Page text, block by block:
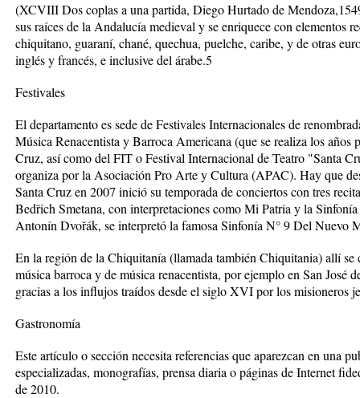
(XCVIII Dos coplas a una partida, Diego Hurtado de
sus raíces de la Andalucía medieval y se enriquece con elementos
chiquitano, guaraní, chané, quechua, puelche, caribe, y de otras
inglés y francés, e inclusive del árabe.5
Festivales
El departamento es sede de Festivales Internacionales de
Música Renacentista y Barroca Americana (que se realiza los
Cruz, así como del FIT o Festival Internacional de Teatro "Santa
organiza por la Asociación Pro Arte y Cultura (APAC). Hay que
Santa Cruz en 2007 inició su temporada de conciertos con tres
Bedřich Smetana, con interpretaciones como Mi Patria y la
Antonín Dvořák, se interpretó la famosa Sinfonía N° 9 Del Nuevo
En la región de la Chiquitanía (llamada también Chiquitania) allí se
música barroca y de música renacentista, por ejemplo en San José
gracias a los influjos traídos desde el siglo XVI por los misioneros
Gastronomía
Este artículo o sección necesita referencias que aparezcan en una
especializadas, monografías, prensa diaria o páginas de Internet
de 2010.